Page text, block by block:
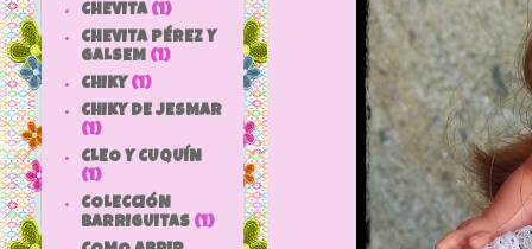
CHEVITA (1)
CHEVITA PÉREZ Y
GALSEM (1)
CHIKY (1)
CHIKY DE JESMAR
(1)
CLEO Y CUQUÍN
(1)
COLECCIÓN
BARRIGUITAS (1)